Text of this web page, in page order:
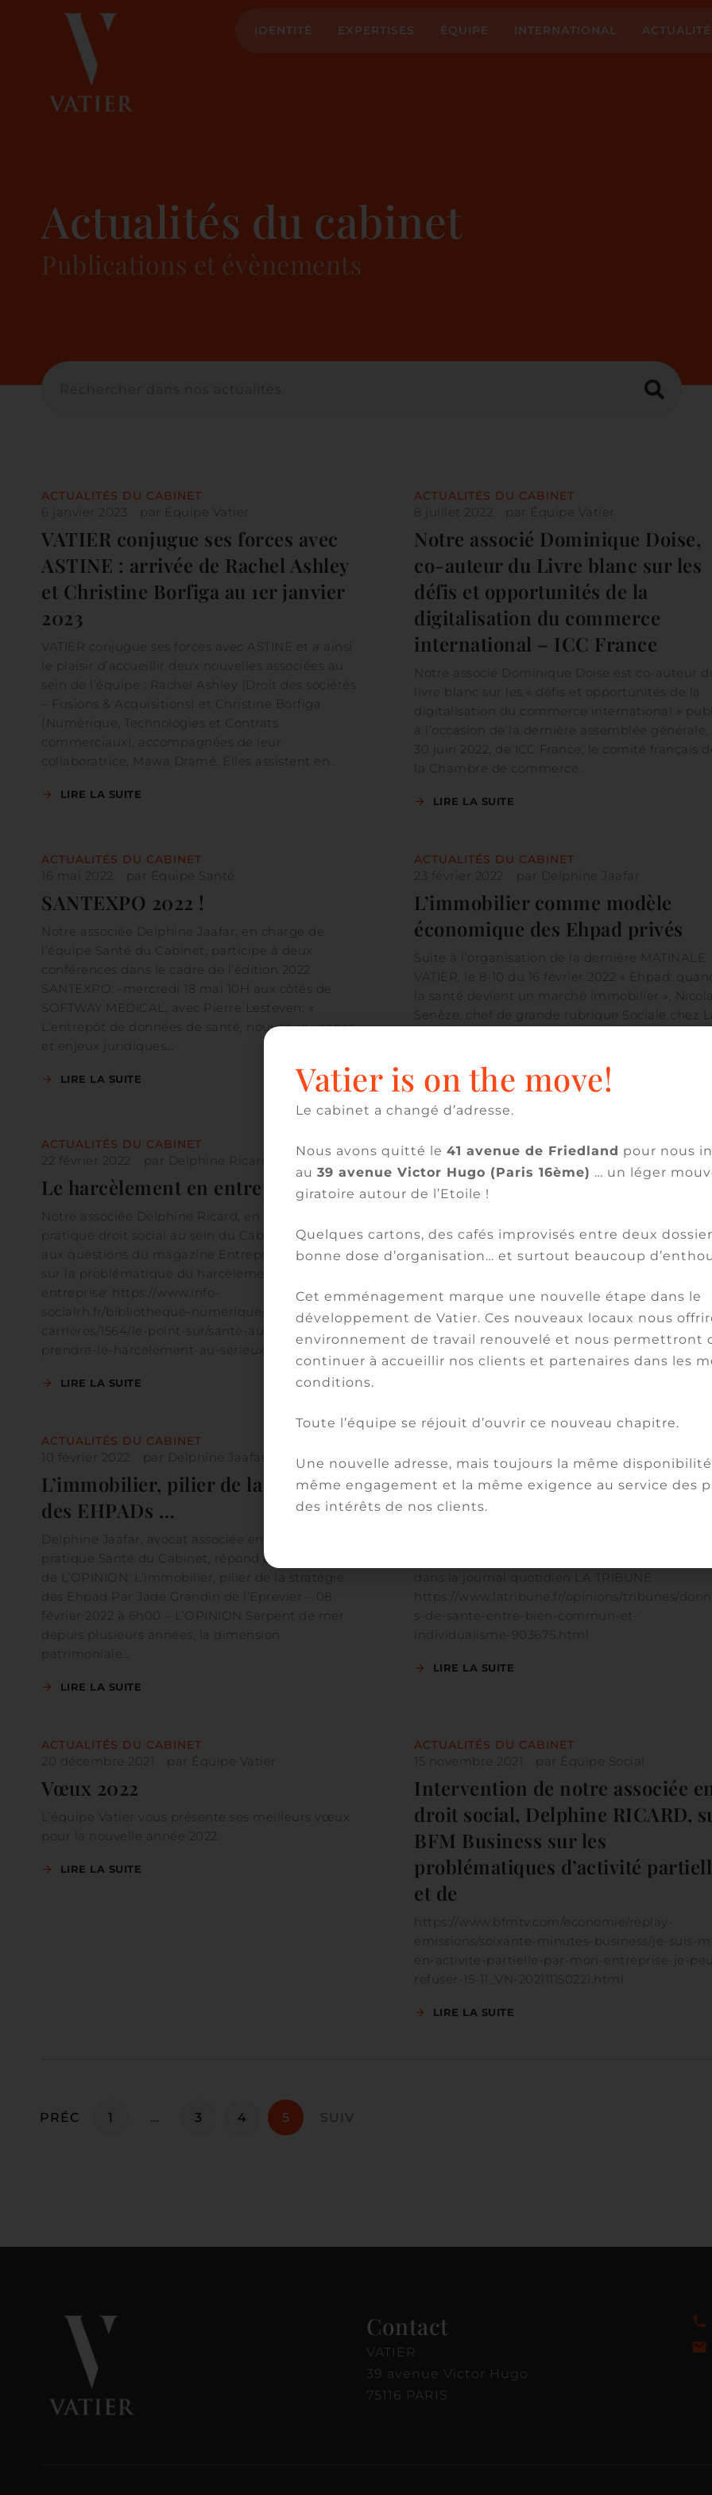
IDENTITÉ EXPERTISES ÉQUIPE INTERNATIONAL
Actualités du cabinet
Publications et évènements
ACTUALITÉS DU CABINET
6 janvier 2023 par Équipe Vatier
VATIER conjugue ses forces avec
ASTINE : arrivée de Rachel Ashley
et Christine Borfiga au 1er janvier
2023
VATIER conjugue ses forces avec ASTINE et a ainsi
le plaisir d’accueillir deux nouvelles associées au
sein de l’équipe : Rachel Ashley (Droit des sociétés
– Fusions & Acquisitions) et Christine Borfiga
(Numérique, Technologies et Contrats
commerciaux), accompagnées de leur
collaboratrice, Mawa Dramé. Elles assistent en…
LIRE LA SUITE
ACTUALITÉS DU CABINET
8 juillet 2022 par Équipe Vatier
Notre associé Dominique Doise,
co-auteur du Livre blanc sur les
défis et opportunités de la
digitalisation du commerce
international – ICC France
Notre associé Dominique Doise est co-auteur
livre blanc sur les « défis et opportunités de la
digitalisation du commerce international »
à l’occasion de la dernière assemblée générale,
30 juin 2022, de ICC France, le comité français de
la Chambre de commerce…
LIRE LA SUITE
ACTUALITÉS DU CABINET
16 mai 2022 par Équipe Santé
SANTEXPO 2022 !
Notre associée Delphine Jaafar, en charge de
l’équipe Santé du Cabinet, participe à deux
conférences dans le cadre de l’édition 2022
SANTEXPO: -mercredi 18 mai 10H aux côtés de
SOFTWAY MEDICAL, avec Pierre Lesteven: «
L’entrepôt de données de santé, nouveaux usages
et enjeux juridiques…
LIRE LA SUITE
ACTUALITÉS DU CABINET
23 février 2022 par Delphine Jaafar
L’immobilier comme modèle
économique des Ehpad privés
Suite à l’organisation de la dernière MATINALE
VATIER, le 8-10 du 16 février 2022 « Ehpad:
la santé devient un marché immobilier », Nicolas
Senèze, chef de grande rubrique Sociale chez
LIRE LA SUITE
ACTUALITÉS DU CABINET
22 février 2022 par Delphine Ricard
Le harcèlement en entreprise
Notre associée Delphine Ricard, en charge de la
pratique droit social au sein du Cabinet, répond
aux questions du magazine Entreprise & Carrières
sur la problématique du harcèlement en
entreprise: https://www.info-
socialrh.fr/bibliotheque-numerique/entreprise-et-
carrieres/1564/le-point-sur/sante-au-travail-
prendre-le-harcelement-au-serieux-690052.php
LIRE LA SUITE
ACTUALITÉS DU CABINET
16 février 2022 par Delphine Jaafar
EHPAD: Quand la santé devient
Ce mercredi 16 février, la Matinale Vatier c’est
8/10 organisé par Amélie Vatier, associée en
cabinet, et Delphine Jaafar, associée en charge
la pratique SANTE:« EHPAD: quand la santé
devient un marché immobilier « ….
ACTUALITÉS DU CABINET
10 février 2022 par Delphine Jaafar
L’immobilier, pilier de la stratégie
des EHPADs …
Delphine Jaafar, avocat associée en charge de la
pratique Santé du Cabinet, répond aux questions
de L’OPINION: L’immobilier, pilier de la stratégie
des Ehpad Par Jade Grandin de l’Eprevier – 08
février 2022 à 6h00 – L’OPINION Serpent de mer
depuis plusieurs années, la dimension
patrimoniale…
LIRE LA SUITE
10 février 2022 par Delphine Jaafar
Données de santé … et si elles
n’étaient pas que personnelles !?
dans la journal quotidien LA TRIBUNE
https://www.latribune.fr/opinions/tribunes/
s-de-sante-entre-bien-commun-et-
individualisme-903675.html
LIRE LA SUITE
ACTUALITÉS DU CABINET
20 décembre 2021 par Équipe Vatier
Vœux 2022
L’équipe Vatier vous présente ses meilleurs vœux
pour la nouvelle année 2022.
LIRE LA SUITE
ACTUALITÉS DU CABINET
15 novembre 2021 par Équipe Social
Intervention de notre associée
droit social, Delphine RICARD,
BFM Business sur les
problématiques d’activité
et de
https://www.bfmtv.com/economie/replay-
emissions/soixante-minutes-business/je-suis-
en-activite-partielle-par-mon-entreprise-je-
refuser-15-11_VN-202111150221.html
LIRE LA SUITE
PRÉC 1 … 3 4 5 SUIV
Contact
VATIER
39 avenue Victor Hugo
75116 PARIS
Vatier is on the move!
Le cabinet a changé d’adresse.
Nous avons quitté le 41 avenue de Friedland pour nous
au 39 avenue Victor Hugo (Paris 16ème) … un léger
giratoire autour de l’Etoile !
Quelques cartons, des cafés improvisés entre deux
bonne dose d’organisation… et surtout beaucoup
Cet emménagement marque une nouvelle étape dans le
développement de Vatier. Ces nouveaux locaux nous
environnement de travail renouvelé et nous permettront
continuer à accueillir nos clients et partenaires dans les
conditions.
Toute l’équipe se réjouit d’ouvrir ce nouveau chapitre.
Une nouvelle adresse, mais toujours la même
même engagement et la même exigence au service des
des intérêts de nos clients.